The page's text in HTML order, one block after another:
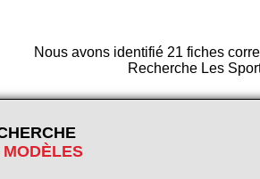
Nous avons identifié 21 fiches
Recherche Les